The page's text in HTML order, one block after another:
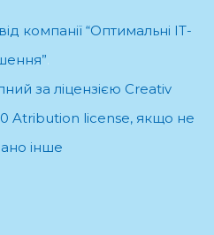
компанії “Оптимальні ІТ-
.
за ліцензією Creativ
Atribution license, якщо не
інше